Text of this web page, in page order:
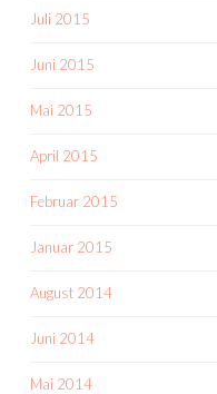
Juli 2015
Juni 2015
Mai 2015
April 2015
Februar 2015
Januar 2015
August 2014
Juni 2014
Mai 2014